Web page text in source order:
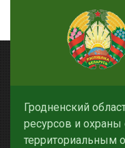
Гродненский
ресурсов и
территориальным